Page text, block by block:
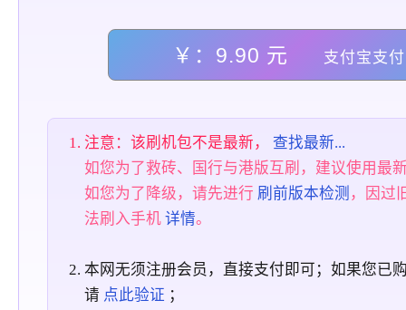
￥：9.90 元 支付宝支付
注意：该刷机包不是最新， 查找最新...
如您为了救砖、国行与港版互刷，建议使用最
如您为了降级，请先进行 刷前版本检测 ，因过
法刷入手机详情。
本网无须注册会员，直接支付即可；如果您已
请 点此验证 ；